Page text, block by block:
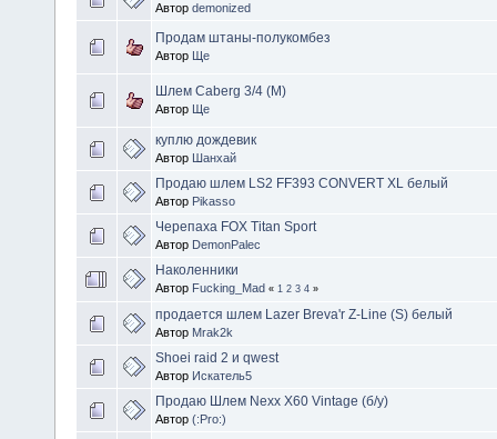
Автор demonized
Продам штаны-полукомбез
Автор Ще
Шлем Caberg 3/4 (M)
Автор Ще
куплю дождевик
Автор Шанхай
Продаю шлем LS2 FF393 CONVERT XL белый
Автор Pikasso
Черепаха FOX Titan Sport
Автор DemonPalec
Наколенники
Автор Fucking_Mad « 1 2 3 4 »
продается шлем Lazer Breva'r Z-Line (S) белый
Автор Mrak2k
Shoei raid 2 и qwest
Автор Искатель5
Продаю Шлем Nexx X60 Vintage (б/у)
Автор (:Pro:)